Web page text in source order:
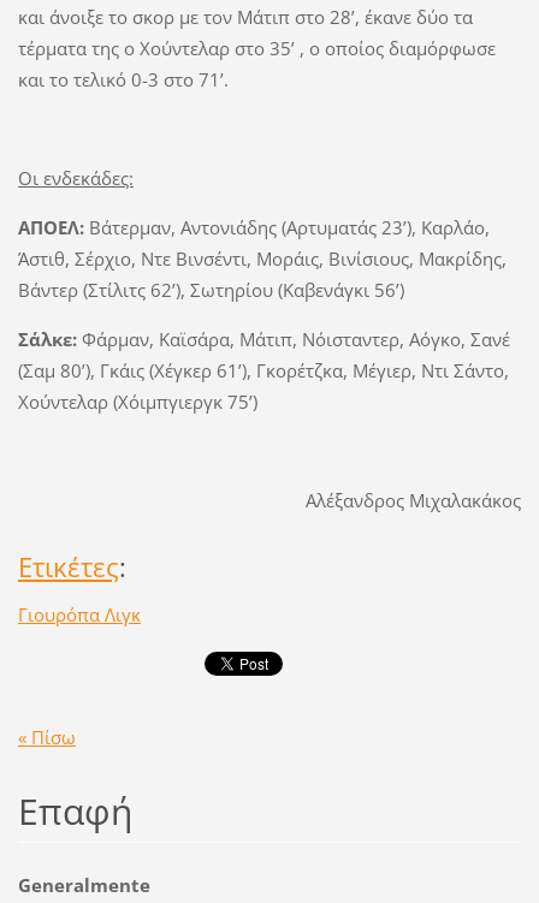
και άνοιξε το σκορ με τον Μάτιπ στο 28’, έκανε δύο τα
τέρματα της ο Χούντελαρ στο 35’ , ο οποίος διαμόρφωσε
και το τελικό 0-3 στο 71’.
Οι ενδεκάδες:
ΑΠΟΕΛ: Βάτερμαν, Αντονιάδης (Αρτυματάς 23’), Καρλάο,
Άστιθ, Σέρχιο, Ντε Βινσέντι, Μοράις, Βινίσιους, Μακρίδης,
Βάντερ (Στίλιτς 62’), Σωτηρίου (Καβενάγκι 56’)
Σάλκε: Φάρμαν, Καϊσάρα, Μάτιπ, Νόισταντερ, Αόγκο, Σανέ
(Σαμ 80’), Γκάις (Χέγκερ 61’), Γκορέτζκα, Μέγιερ, Ντι Σάντο,
Χούντελαρ (Χόιμπγιεργκ 75’)
Αλέξανδρος Μιχαλακάκος
Ετικέτες:
Γιουρόπα Λιγκ
« Πίσω
Επαφή
Generalmente